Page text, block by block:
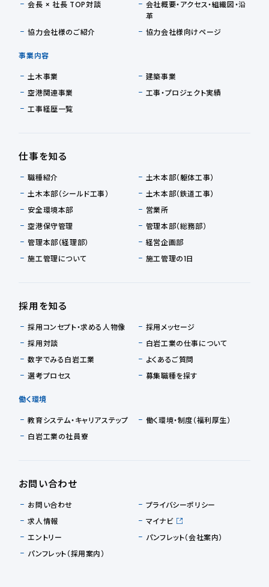
会長 × 社長 TOP対談
会社概要・アクセス・組織図・沿
革
協力会社様のご紹介
協力会社様向けページ
事業内容
土木事業
建築事業
空港関連事業
工事・プロジェクト実績
工事経歴一覧
仕事を知る
職種紹介
土木本部（躯体工事）
土木本部（シールド工事）
土木本部（鉄道工事）
安全環境本部
営業所
空港保守管理
管理本部（総務部）
管理本部（経理部）
経営企画部
施工管理について
施工管理の1日
採用を知る
採用コンセプト・求める人物像
採用メッセージ
採用対談
白岩工業の仕事について
数字でみる白岩工業
よくあるご質問
選考プロセス
募集職種を探す
働く環境
教育システム・キャリアステップ
働く環境・制度（福利厚生）
白岩工業の社員寮
お問い合わせ
お問い合わせ
プライバシーポリシー
求人情報
マイナビ
エントリー
パンフレット（会社案内）
パンフレット（採用案内）